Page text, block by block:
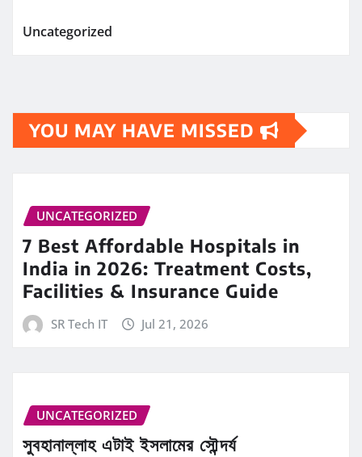
Uncategorized
YOU MAY HAVE MISSED
UNCATEGORIZED
7 Best Affordable Hospitals in
India in 2026: Treatment Costs,
Facilities & Insurance Guide
SR Tech IT Jul 21, 2026
UNCATEGORIZED
সুবহানাল্লাহ এটাই ইসলামের সৌন্দর্য